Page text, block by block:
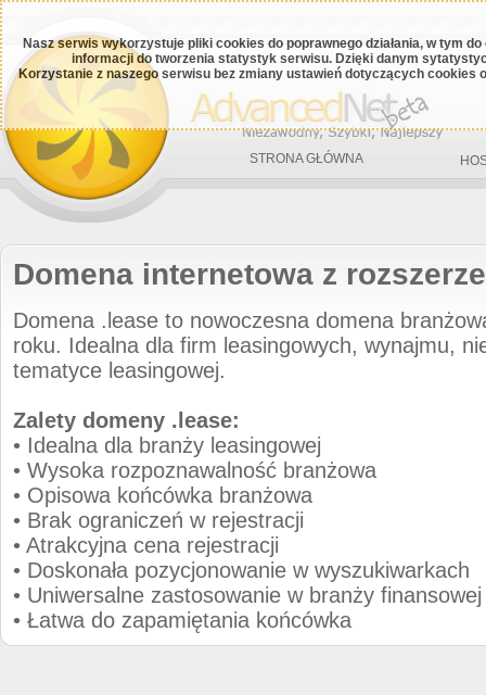
Nasz serwis wykorzystuje pliki cookies do poprawnego działania, w tym
informacji do tworzenia statystyk serwisu. Dzięki danym
Korzystanie z naszego serwisu bez zmiany ustawień dotyczących cookies
STRONA GŁÓWNA
Domena internetowa z
Domena .lease to nowoczesna domena
roku. Idealna dla firm leasingowych, wynajmu,
tematyce leasingowej.
Zalety domeny .lease:
• Idealna dla branży leasingowej
• Wysoka rozpoznawalność branżowa
• Opisowa końcówka branżowa
• Brak ograniczeń w rejestracji
• Atrakcyjna cena rejestracji
• Doskonała pozycjonowanie w wyszukiwarkach
• Uniwersalne zastosowanie w branży finansowej
• Łatwa do zapamiętania końcówka